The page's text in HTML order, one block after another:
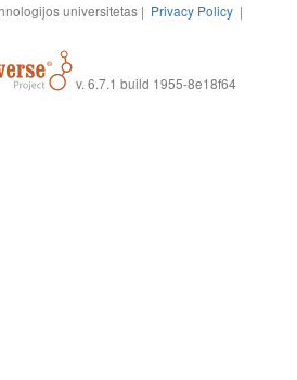
universitetas | Privacy Policy |
v. 6.7.1 build 1955-8e18f64